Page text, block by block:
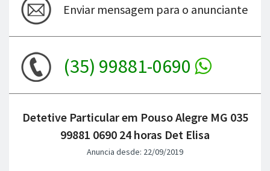
Enviar mensagem para o anunciante
(35) 99881-0690
Detetive Particular em Pouso Alegre MG 035
99881 0690 24 horas Det Elisa
Anuncia desde: 22/09/2019